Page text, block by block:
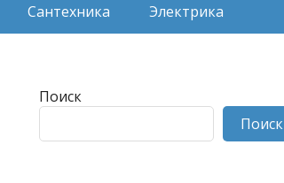
Сантехника Электрика
Поиск
Поиск